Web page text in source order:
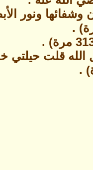
ونور
قلت حيلتي خذ